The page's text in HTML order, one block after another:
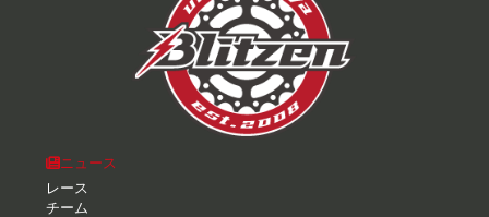
ニュース
レース
チーム